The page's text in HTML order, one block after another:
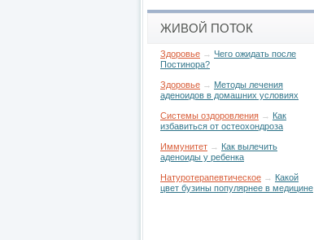
ЖИВОЙ ПОТОК
Здоровье → Чего ожидать после
Постинора?
Здоровье → Методы лечения
аденоидов в домашних условиях
Системы оздоровления → Как
избавиться от остеохондроза
Иммунитет → Как вылечить
аденоиды у ребенка
Натуротерапевтическое → Какой
цвет бузины популярнее в медицине